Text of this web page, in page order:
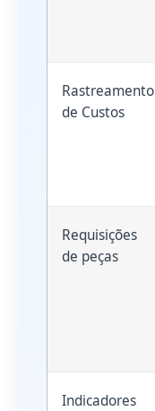
Rastreamento
de Custos
Requisições
de peças
Indicadores